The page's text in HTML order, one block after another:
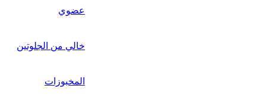
عضوي
خالي من الجلوتين
المخبوزات